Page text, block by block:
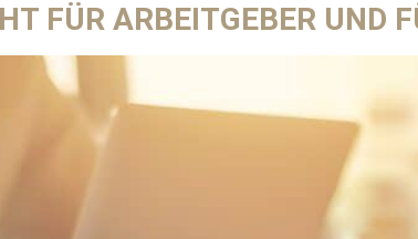
FÜR ARBEITGEBER UND